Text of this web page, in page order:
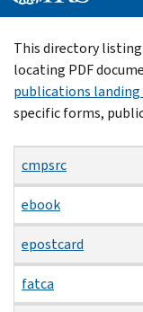
Beginning
of
main
content
This directory
locating PDF
publications landing
specific forms,
cmpsrc
ebook
epostcard
fatca